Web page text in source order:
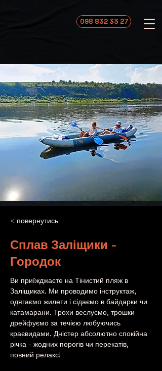
098 832 33 27
< повернутись
Сплав Заліщики -
Городок
Ви приїжджаєте на Тінистий пляж в
Заліщиках. Ми проводимо інструктаж,
одягаємо жилети і сідаємо в байдарки чи
катамарани. Трохи веслуємо, трошки
дрейфуємо за течією любуючись
краєвидами. Дністер абсолютно спокійна
річка - жодних порогів чи перекатів,
повний релакс!